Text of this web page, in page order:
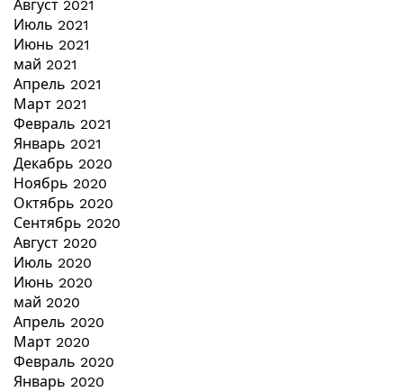
Август 2021
Июль 2021
Июнь 2021
май 2021
Апрель 2021
Март 2021
Февраль 2021
Январь 2021
Декабрь 2020
Ноябрь 2020
Октябрь 2020
Сентябрь 2020
Август 2020
Июль 2020
Июнь 2020
май 2020
Апрель 2020
Март 2020
Февраль 2020
Январь 2020